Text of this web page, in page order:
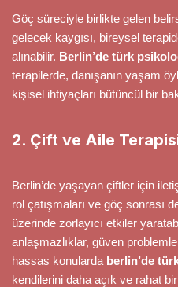
Göç süreciyle birlikte gelen
gelecek kaygısı, bireysel
alınabilir. Berlin’de türk
terapilerde, danışanın yaşam
kişisel ihtiyaçları bütüncül bir
2. Çift ve Aile
Berlin’de yaşayan çiftler için
rol çatışmaları ve göç sonrası
üzerinde zorlayıcı etkiler
anlaşmazlıklar, güven
hassas konularda berlin’de
kendilerini daha açık ve rahat